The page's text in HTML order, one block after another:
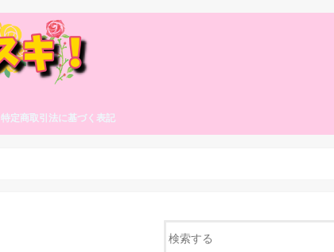
特定商取引法に基づく表記